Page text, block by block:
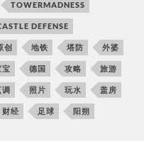
TOWERMADNESS
DEFENSE
创 地铁 塔防 外婆
宝 德国 攻略 旅游
调 照片 玩水 盖房
财经 足球 阳朔